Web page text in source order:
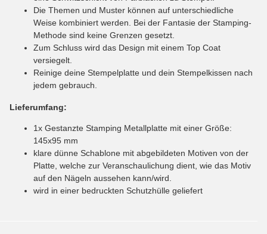
Die Themen und Muster können auf unterschiedliche
Weise kombiniert werden. Bei der Fantasie der Stamping-
Methode sind keine Grenzen gesetzt.
Zum Schluss wird das Design mit einem Top Coat
versiegelt.
Reinige deine Stempelplatte und dein Stempelkissen nach
jedem gebrauch.
Lieferumfang:
1x Gestanzte Stamping Metallplatte mit einer Größe:
145x95 mm
klare dünne Schablone mit abgebildeten Motiven von der
Platte, welche zur Veranschaulichung dient, wie das Motiv
auf den Nägeln aussehen kann/wird.
wird in einer bedruckten Schutzhülle geliefert